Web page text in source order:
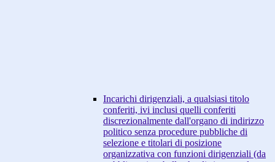
Incarichi dirigenziali, a qualsiasi titolo
conferiti, ivi inclusi quelli conferiti
discrezionalmente dall'organo di indirizzo
politico senza procedure pubbliche di
selezione e titolari di posizione
organizzativa con funzioni dirigenziali (da